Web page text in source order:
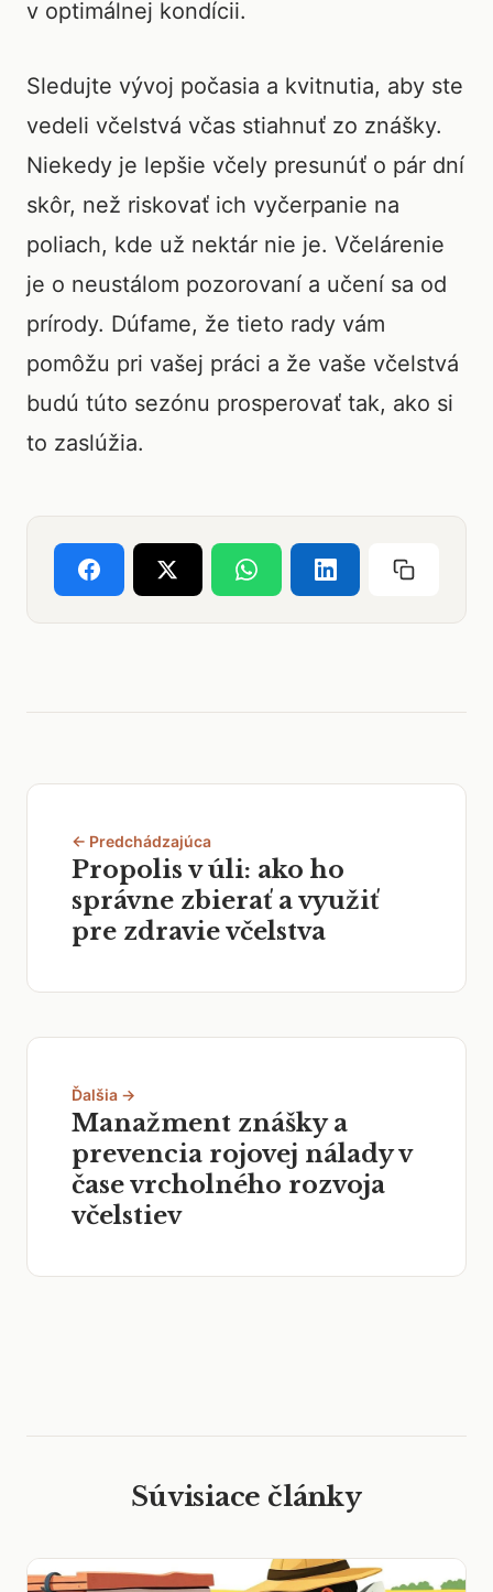
v optimálnej kondícii.
Sledujte vývoj počasia a kvitnutia, aby ste
vedeli včelstvá včas stiahnuť zo znášky.
Niekedy je lepšie včely presunúť o pár dní
skôr, než riskovať ich vyčerpanie na
poliach, kde už nektár nie je. Včelárenie
je o neustálom pozorovaní a učení sa od
prírody. Dúfame, že tieto rady vám
pomôžu pri vašej práci a že vaše včelstvá
budú túto sezónu prosperovať tak, ako si
to zaslúžia.
← Predchádzajúca
Propolis v úli: ako ho
správne zbierať a využiť
pre zdravie včelstva
Ďalšia →
Manažment znášky a
prevencia rojovej nálady v
čase vrcholného rozvoja
včelstiev
Súvisiace články